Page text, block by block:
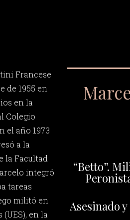
Francese
de 1955 en
en la
Colegio
el año 1973
a la
la Facultad
integró
tareas
militó en
en la
“Betto”.
Asesinado